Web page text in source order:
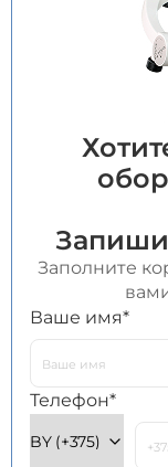
Заполните
Ваше имя*
Телефон*
Оставьте это